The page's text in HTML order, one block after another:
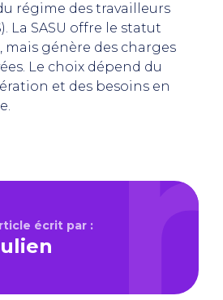
régime des travailleurs
La SASU offre le statut
mais génère des charges
Le choix dépend du
et des besoins en
écrit par :